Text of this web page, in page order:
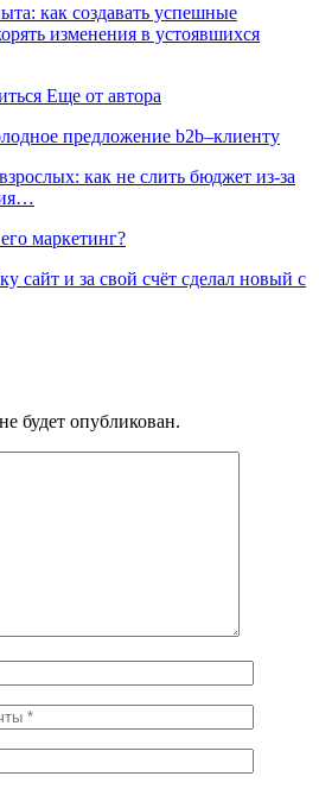
как создавать успешные
изменения в устоявшихся
Еще от автора
предложение b2b–клиенту
как не слить бюджет из-за
маркетинг?
сайт и за свой счёт сделал новый с
будет опубликован.